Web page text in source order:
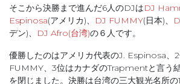
そこから決勝まで進んだ6人のDJはDJ
Espinosa(アメリカ)、 DJ FUMMY(日本)、
デン)、
DJ Afro(台湾)の６人です。
優勝したのはアメリカ代表のJ. Espinosa、
FUMMY、3位はカナダのTrapmentと言う
を閉じました。決勝は台湾の三大観光名所